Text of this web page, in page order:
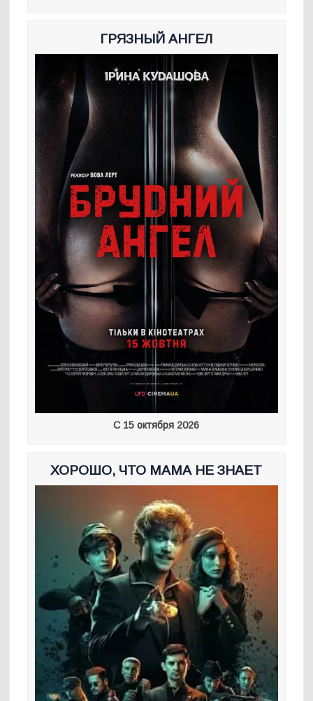
ГРЯЗНЫЙ АНГЕЛ
С 15 октября 2026
ХОРОШО, ЧТО МАМА НЕ ЗНАЕТ